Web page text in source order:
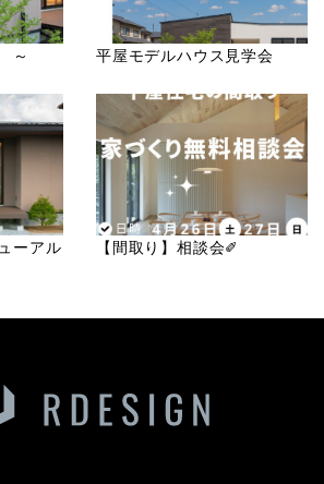
～
平屋モデルハウス見学会
ーアル
【間取り】相談会✐